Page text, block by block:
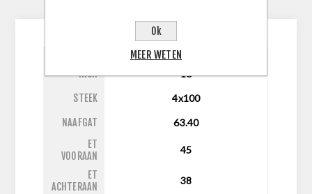
INCH 16
STEEK 4x100
NAAFGAT
63.40
ET
VOORAAN
45
ET
ACHTERAAN
38
Ok
MEER WETEN